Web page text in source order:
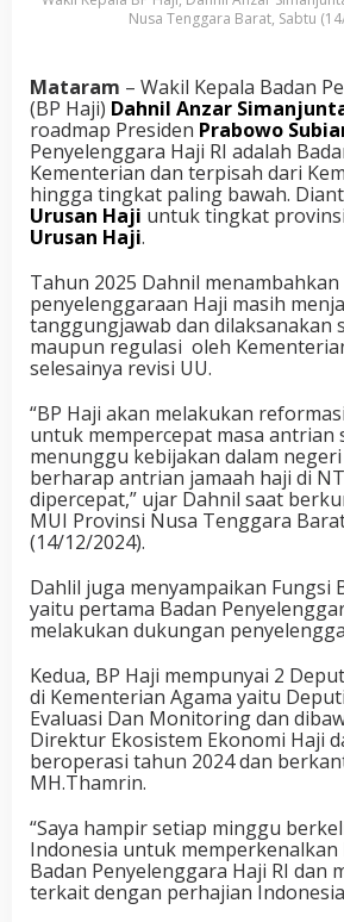
Nusa Tenggara Barat, Sabtu
Mataram – Wakil Kepala Badan
(BP Haji) Dahnil Anzar
roadmap Presiden Prabowo
Penyelenggara Haji RI adalah
Kementerian dan terpisah dari
hingga tingkat paling bawah.
Urusan Haji untuk tingkat
Urusan Haji.
Tahun 2025 Dahnil menambahkan
penyelenggaraan Haji masih
tanggungjawab dan dilaksanakan
maupun regulasi oleh
selesainya revisi UU.
“BP Haji akan melakukan
untuk mempercepat masa antrian
menunggu kebijakan dalam
berharap antrian jamaah haji di
dipercepat,” ujar Dahnil saat
MUI Provinsi Nusa Tenggara
(14/12/2024).
Dahlil juga menyampaikan Fungsi
yaitu pertama Badan
melakukan dukungan
Kedua, BP Haji mempunyai 2
di Kementerian Agama yaitu
Evaluasi Dan Monitoring dan
Direktur Ekosistem Ekonomi Haji
beroperasi tahun 2024 dan
MH.Thamrin.
“Saya hampir setiap minggu
Indonesia untuk memperkenalkan
Badan Penyelenggara Haji RI dan
terkait dengan perhajian